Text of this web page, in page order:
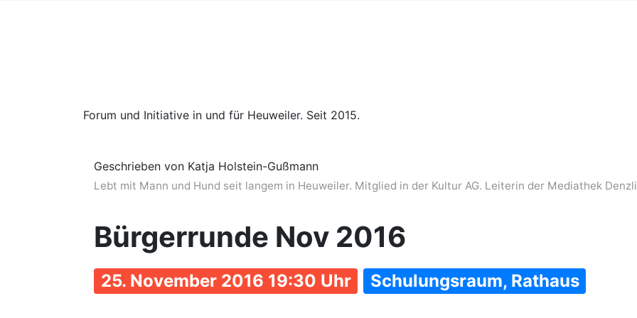
Forum und Initiative in und für Heuweiler. Seit 2015.
Geschrieben von Katja Holstein-Gußmann
Lebt mit Mann und Hund seit langem in Heuweiler. Mitglied in der Kultur AG. Leiterin der Mediathek
Bürgerrunde Nov 2016
25. November 2016 19:30 Uhr Schulungsraum, Rathaus